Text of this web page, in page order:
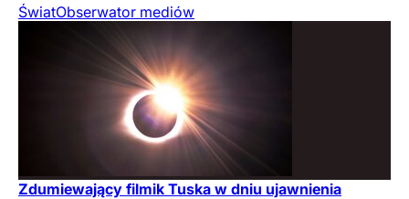
ŚwiatObserwator mediów
Zdumiewający filmik Tuska w dniu ujawnienia